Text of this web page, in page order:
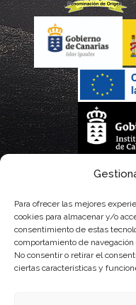
Para ofrecer las mejores
cookies para almacenar y/o
consentimiento de estas
comportamiento de
No consentir o retirar el
ciertas características y
La gestión de la DOP Lanzarote
con fondos provenientes del